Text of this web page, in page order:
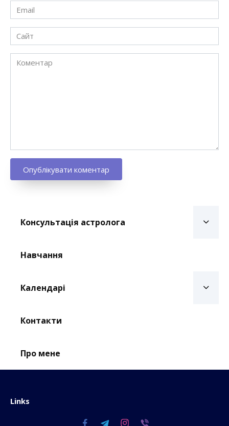
Email
*
Сайт
Коментар
Консультація астролога
Навчання
Календарі
Контакти
Про мене
Links